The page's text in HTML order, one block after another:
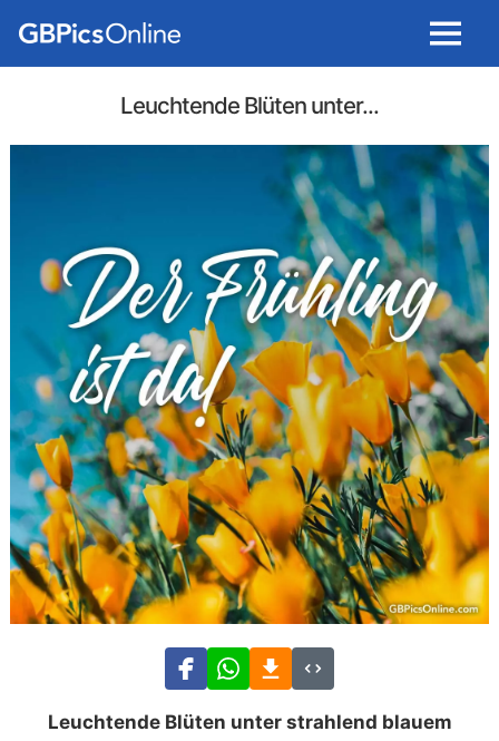
Menu
Leuchtende Blüten unter...
Leuchtende Blüten unter strahlend blauem